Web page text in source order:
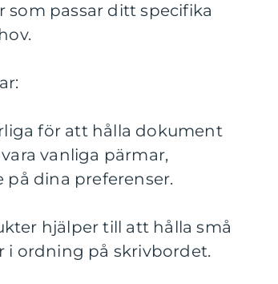
passar ditt specifika
för att hålla dokument
vanliga pärmar,
dina preferenser.
hjälper till att hålla små
i ordning på skrivbordet.